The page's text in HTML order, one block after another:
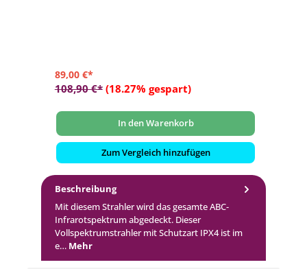
89,00 €*
108,90 €* (18.27% gespart)
In den Warenkorb
Zum Vergleich hinzufügen
Beschreibung
Mit diesem Strahler wird das gesamte ABC-
Infrarotspektrum abgedeckt. Dieser
Vollspektrumstrahler mit Schutzart IPX4 ist im
e… Mehr